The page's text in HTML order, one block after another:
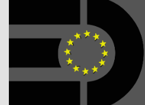
h
a